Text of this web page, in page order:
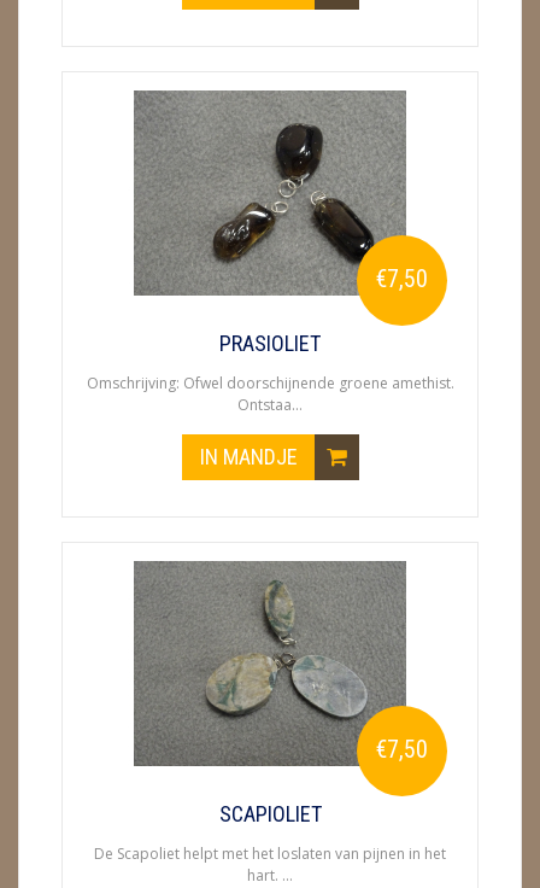
TELEFOON KOORDEN
THEELICHTEN
WIEROOK, OLIE & TOEBEHOREN
ZAKJES WATER ELIXERS
€7,50
PRASIOLIET
Omschrijving: Ofwel doorschijnende groene amethist.
Ontstaa...
IN MANDJE
€7,50
SCAPIOLIET
De Scapoliet helpt met het loslaten van pijnen in het
hart. ...